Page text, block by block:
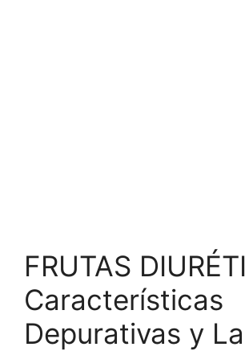
FRUTAS
Características
Depurativas y